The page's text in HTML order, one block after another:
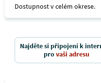
Dostupnost v celém okrese.
Najděte si připojení k
provaši adresu